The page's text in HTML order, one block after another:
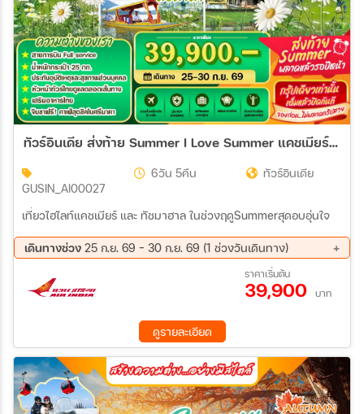
ทัวร์อินเดีย ส่งท้าย Summer I Love Summer แคชเมียร์ ทัชมาฮาล 6วัน 5คืน (AI)
GUSIN_AI00027
6วัน 5คืน ทัวร์อินเดีย
เที่ยวไฮไลท์แคชเมียร์ และ ทัชมาฮาล ในช่วงฤดูSummerสุดอบอุ่นใจ
เดินทางช่วง 25 ก.ย. 69 - 30 ก.ย. 69 (1 ช่วงวันเดินทาง)
ราคาเริ่มต้น
39,900 บาท
ดูรายละเอียด